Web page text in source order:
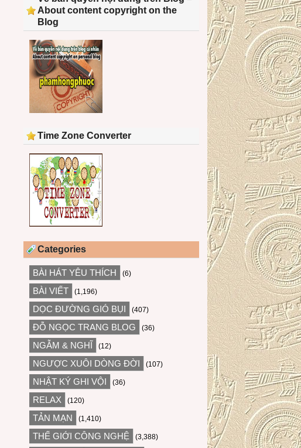
About content copyright on the
Blog
Time Zone Converter
Categories
BÀI HÁT YÊU THÍCH (6)
BÀI VIẾT (1,196)
DỌC ĐƯỜNG GIÓ BỤI (407)
ĐỖ NGỌC TRANG BLOG (36)
NGẪM & NGHĨ (12)
NGƯỢC XUÔI DÒNG ĐỜI (107)
NHẬT KÝ GHI VỘI (36)
RELAX (120)
TẢN MẠN (1,410)
THẾ GIỚI CÔNG NGHỆ (3,388)